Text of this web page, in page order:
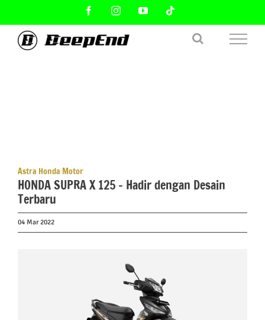
content
FacebookInstagramYouTube
Astra Honda Motor
HONDA SUPRA X 125 – Hadir dengan Desain
Terbaru
04 Mar 2022